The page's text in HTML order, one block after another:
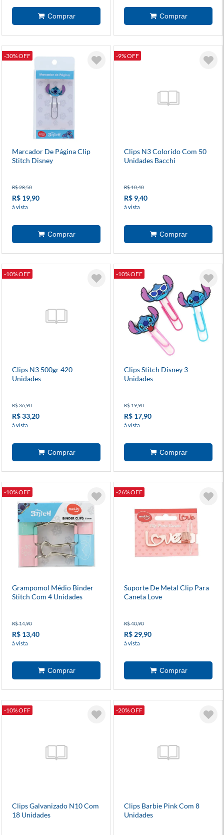
-30% OFF
Marcador De Página Clip
Stitch Disney
R$ 28,50
R$ 19,90
à vista
-9% OFF
Clips N3 Colorido Com 50
Unidades Bacchi
R$ 10,40
R$ 9,40
à vista
-10% OFF
Clips N3 500gr 420
Unidades
R$ 36,90
R$ 33,20
à vista
-10% OFF
Clips Stitch Disney 3
Unidades
R$ 19,90
R$ 17,90
à vista
-10% OFF
Grampomol Médio Binder
Stitch Com 4 Unidades
R$ 14,90
R$ 13,40
à vista
-26% OFF
Suporte De Metal Clip Para
Caneta Love
R$ 40,90
R$ 29,90
à vista
-10% OFF
Clips Galvanizado N10 Com
18 Unidades
-20% OFF
Clips Barbie Pink Com 8
Unidades